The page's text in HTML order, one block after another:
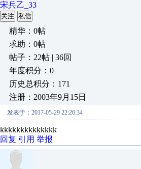
宋兵乙_33
关注 私信
精华：0帖
求助：0帖
帖子：22帖 | 36回
年度积分：0
历史总积分：171
注册：2003年9月15日
发表于：2017-05-29 22:26:34
kkkkkkkkkkkkkk
回复 引用 举报